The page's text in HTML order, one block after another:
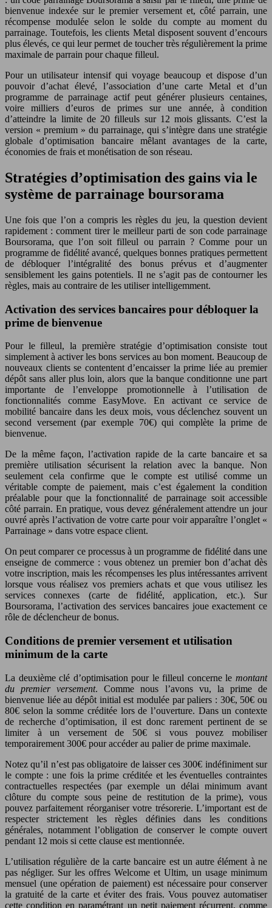
bienvenue indexée sur le premier versement et, côté parrain, une
récompense modulée selon le solde du compte au moment du
parrainage. Toutefois, les clients Metal disposent souvent d’encours
plus élevés, ce qui leur permet de toucher très régulièrement la prime
maximale de parrain pour chaque filleul.
Pour un utilisateur intensif qui voyage beaucoup et dispose d’un
pouvoir d’achat élevé, l’association d’une carte Metal et d’un
programme de parrainage actif peut générer plusieurs centaines,
voire milliers d’euros de primes sur une année, à condition
d’atteindre la limite de 20 filleuls sur 12 mois glissants. C’est la
version « premium » du parrainage, qui s’intègre dans une stratégie
globale d’optimisation bancaire mêlant avantages de la carte,
économies de frais et monétisation de son réseau.
Stratégies d’optimisation des gains via le
système de parrainage boursorama
Une fois que l’on a compris les règles du jeu, la question devient
rapidement : comment tirer le meilleur parti de son code parrainage
Boursorama, que l’on soit filleul ou parrain ? Comme pour un
programme de fidélité avancé, quelques bonnes pratiques permettent
de débloquer l’intégralité des bonus prévus et d’augmenter
sensiblement les gains potentiels. Il ne s’agit pas de contourner les
règles, mais au contraire de les utiliser intelligemment.
Activation des services bancaires pour débloquer la
prime de bienvenue
Pour le filleul, la première stratégie d’optimisation consiste tout
simplement à activer les bons services au bon moment. Beaucoup de
nouveaux clients se contentent d’encaisser la prime liée au premier
dépôt sans aller plus loin, alors que la banque conditionne une part
importante de l’enveloppe promotionnelle à l’utilisation de
fonctionnalités comme EasyMove. En activant ce service de
mobilité bancaire dans les deux mois, vous déclenchez souvent un
second versement (par exemple 70€) qui complète la prime de
bienvenue.
De la même façon, l’activation rapide de la carte bancaire et sa
première utilisation sécurisent la relation avec la banque. Non
seulement cela confirme que le compte est utilisé comme un
véritable compte de paiement, mais c’est également la condition
préalable pour que la fonctionnalité de parrainage soit accessible
côté parrain. En pratique, vous devez généralement attendre un jour
ouvré après l’activation de votre carte pour voir apparaître l’onglet «
Parrainage » dans votre espace client.
On peut comparer ce processus à un programme de fidélité dans une
enseigne de commerce : vous obtenez un premier bon d’achat dès
votre inscription, mais les récompenses les plus intéressantes arrivent
lorsque vous réalisez vos premiers achats et que vous utilisez les
services connexes (carte de fidélité, application, etc.). Sur
Boursorama, l’activation des services bancaires joue exactement ce
rôle de déclencheur de bonus.
Conditions de premier versement et utilisation
minimum de la carte
La deuxième clé d’optimisation pour le filleul concerne le montant
du premier versement. Comme nous l’avons vu, la prime de
bienvenue liée au dépôt initial est modulée par paliers : 30€, 50€ ou
80€ selon la somme créditée lors de l’ouverture. Dans un contexte
de recherche d’optimisation, il est donc rarement pertinent de se
limiter à un versement de 50€ si vous pouvez mobiliser
temporairement 300€ pour accéder au palier de prime maximale.
Notez qu’il n’est pas obligatoire de laisser ces 300€ indéfiniment sur
le compte : une fois la prime créditée et les éventuelles contraintes
contractuelles respectées (par exemple un délai minimum avant
clôture du compte sous peine de restitution de la prime), vous
pouvez parfaitement réorganiser votre trésorerie. L’important est de
respecter strictement les règles définies dans les conditions
générales, notamment l’obligation de conserver le compte ouvert
pendant 12 mois si cette clause est mentionnée.
L’utilisation régulière de la carte bancaire est un autre élément à ne
pas négliger. Sur les offres Welcome et Ultim, un usage minimum
mensuel (une opération de paiement) est nécessaire pour conserver
la gratuité de la carte et éviter des frais. Vous pouvez automatiser
cette condition en paramétrant un petit paiement récurrent, comme